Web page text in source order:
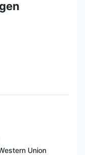
Union